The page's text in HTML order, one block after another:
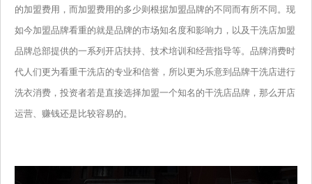
的加盟费用，而加盟费用的多少则根据加盟品牌的不同而有所不同。现
如今加盟品牌看重的就是品牌的市场知名度和影响力，以及干洗店加盟
品牌总部提供的一系列开店扶持、技术培训和经营指导等。品牌消费时
代人们更为看重干洗店的专业和信誉，所以更为乐意到品牌干洗店进行
洗衣消费，投资者若是直接选择加盟一个知名的干洗店品牌，那么开店
运营、赚钱还是比较容易的。